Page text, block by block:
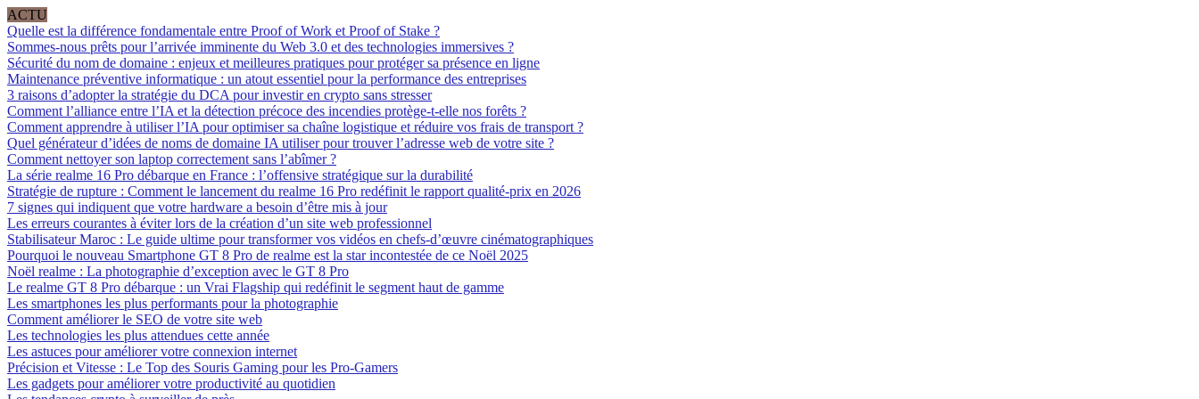
ACTU
Quelle est la différence fondamentale entre Proof of Work et Proof of Stake ?
Sommes-nous prêts pour l’arrivée imminente du Web 3.0 et des technologies immersives ?
Sécurité du nom de domaine : enjeux et meilleures pratiques pour protéger sa présence en ligne
Maintenance préventive informatique : un atout essentiel pour la performance des entreprises
3 raisons d’adopter la stratégie du DCA pour investir en crypto sans stresser
Comment l’alliance entre l’IA et la détection précoce des incendies protège-t-elle nos forêts ?
Comment apprendre à utiliser l’IA pour optimiser sa chaîne logistique et réduire vos frais de transport ?
Quel générateur d’idées de noms de domaine IA utiliser pour trouver l’adresse web de votre site ?
Comment nettoyer son laptop correctement sans l’abîmer ?
La série realme 16 Pro débarque en France : l’offensive stratégique sur la durabilité
Stratégie de rupture : Comment le lancement du realme 16 Pro redéfinit le rapport qualité-prix en 2026
7 signes qui indiquent que votre hardware a besoin d’être mis à jour
Les erreurs courantes à éviter lors de la création d’un site web professionnel
Stabilisateur Maroc : Le guide ultime pour transformer vos vidéos en chefs-d’œuvre cinématographiques
Pourquoi le nouveau Smartphone GT 8 Pro de realme est la star incontestée de ce Noël 2025
Noël realme : La photographie d’exception avec le GT 8 Pro
Le realme GT 8 Pro débarque : un Vrai Flagship qui redéfinit le segment haut de gamme
Les smartphones les plus performants pour la photographie
Comment améliorer le SEO de votre site web
Les technologies les plus attendues cette année
Les astuces pour améliorer votre connexion internet
Précision et Vitesse : Le Top des Souris Gaming pour les Pro-Gamers
Les gadgets pour améliorer votre productivité au quotidien